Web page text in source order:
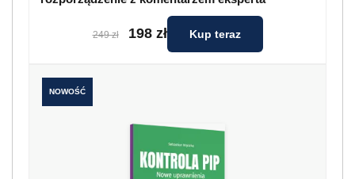
249 zł 198 zł Kup teraz
NOWOŚĆ